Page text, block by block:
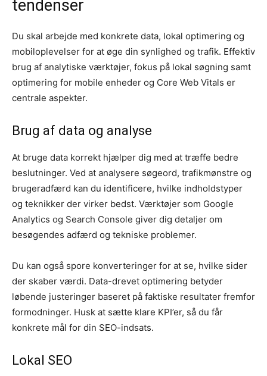
tendenser
Du skal arbejde med konkrete data, lokal optimering og
mobiloplevelser for at øge din synlighed og trafik. Effektiv
brug af analytiske værktøjer, fokus på lokal søgning samt
optimering for mobile enheder og Core Web Vitals er
centrale aspekter.
Brug af data og analyse
At bruge data korrekt hjælper dig med at træffe bedre
beslutninger. Ved at analysere søgeord, trafikmønstre og
brugeradfærd kan du identificere, hvilke indholdstyper
og teknikker der virker bedst. Værktøjer som Google
Analytics og Search Console giver dig detaljer om
besøgendes adfærd og tekniske problemer.
Du kan også spore konverteringer for at se, hvilke sider
der skaber værdi. Data-drevet optimering betyder
løbende justeringer baseret på faktiske resultater fremfor
formodninger. Husk at sætte klare KPI’er, så du får
konkrete mål for din SEO-indsats.
Lokal SEO